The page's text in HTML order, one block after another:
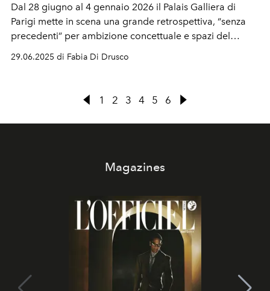
Dal 28 giugno al 4 gennaio 2026 il Palais Galliera di
Parigi mette in scena una grande retrospettiva, “senza
precedenti” per ambizione concettuale e spazi del
29.06.2025 di Fabia Di Drusco
1 2 3 4 5 6
Magazines